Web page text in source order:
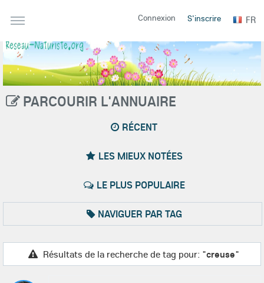
Connexion S'inscrire FR
PARCOURIR L'ANNUAIRE
RÉCENT
LES MIEUX NOTÉES
LE PLUS POPULAIRE
NAVIGUER PAR TAG
Résultats de la recherche de tag pour: "creuse"